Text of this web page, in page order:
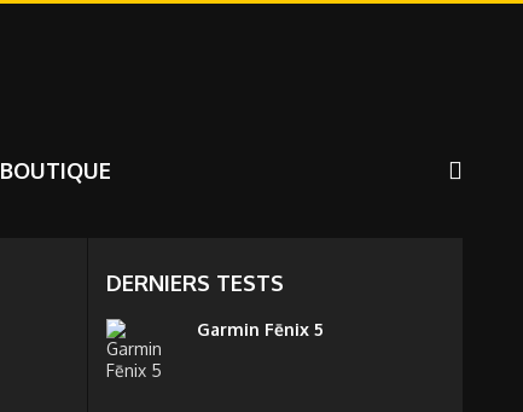
BOUTIQUE
DERNIERS TESTS
Garmin Fēnix 5